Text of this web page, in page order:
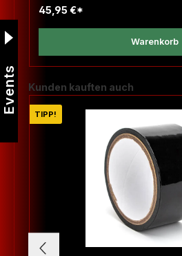
45,95 €*
Warenkorb
Produktgalerie überspringen
Kunden kauften auch
TIPP!
Events